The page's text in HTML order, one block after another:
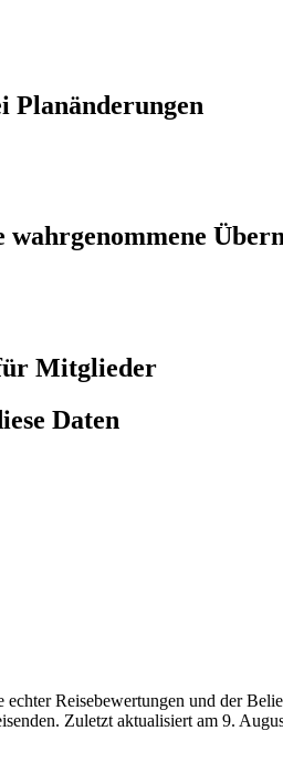
Planänderungen
Mitglieder
Daten
Reisebewertungen und der
Zuletzt aktualisiert am 9.